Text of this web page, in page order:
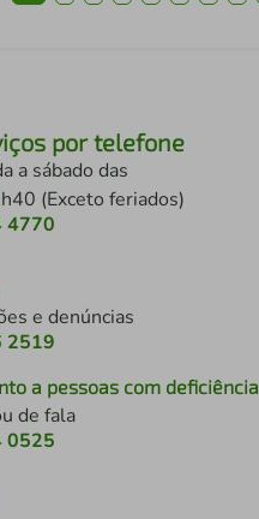
por telefone
a sábado das
(Exceto feriados)
4770
e denúncias
2519
a pessoas com deficiência
de fala
0525